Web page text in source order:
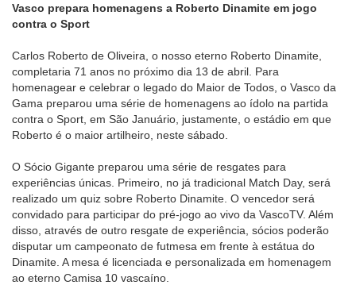
Vasco prepara homenagens a Roberto Dinamite em jogo
contra o Sport
Carlos Roberto de Oliveira, o nosso eterno Roberto Dinamite,
completaria 71 anos no próximo dia 13 de abril. Para
homenagear e celebrar o legado do Maior de Todos, o Vasco da
Gama preparou uma série de homenagens ao ídolo na partida
contra o Sport, em São Januário, justamente, o estádio em que
Roberto é o maior artilheiro, neste sábado.
O Sócio Gigante preparou uma série de resgates para
experiências únicas. Primeiro, no já tradicional Match Day, será
realizado um quiz sobre Roberto Dinamite. O vencedor será
convidado para participar do pré-jogo ao vivo da VascoTV. Além
disso, através de outro resgate de experiência, sócios poderão
disputar um campeonato de futmesa em frente à estátua do
Dinamite. A mesa é licenciada e personalizada em homenagem
ao eterno Camisa 10 vascaíno.